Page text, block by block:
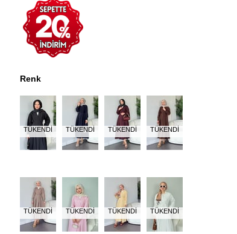
Renk
TÜKENDI TÜKENDI TÜKENDI TÜKENDI
TÜKENDI TÜKENDI TÜKENDI TÜKENDI